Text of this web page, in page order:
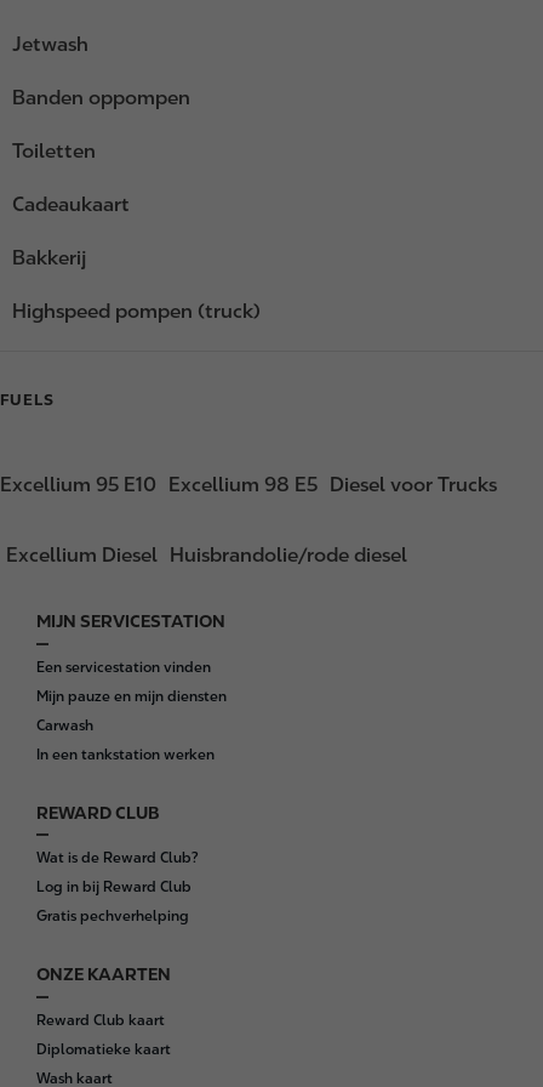
Jetwash
Banden oppompen
Toiletten
Cadeaukaart
Bakkerij
Highspeed pompen (truck)
FUELS
Excellium 95 E10 Excellium 98 E5 Diesel voor Trucks
Excellium Diesel Huisbrandolie/rode diesel
F
o
o
t
e
MIJN SERVICESTATION
Een servicestation vinden
Mijn pauze en mijn diensten
Carwash
In een tankstation werken
REWARD CLUB
Wat is de Reward Club?
Log in bij Reward Club
Gratis pechverhelping
ONZE KAARTEN
Reward Club kaart
Diplomatieke kaart
Wash kaart